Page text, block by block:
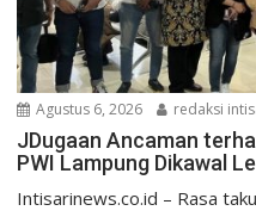
Agustus 6, 2026 redaksi
JDugaan Ancaman
PWI Lampung Dikawal
Intisarinews.co.id – Rasa